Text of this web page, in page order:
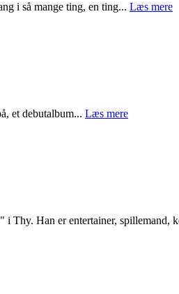
i så mange ting, en ting... Læs mere
et debutalbum... Læs mere
i Thy. Han er entertainer, spillemand,